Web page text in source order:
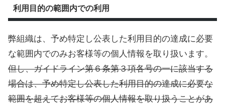
利用目的の範囲内での利用
弊組織は、予め特定し公表した利用目的の達成に必要
な範囲内でのみお客様等の個人情報を取り扱います。
但し、ガイドライン第６条第３項各号の一に該当する
場合は、予め特定し公表した利用目的の達成に必要な
範囲を超えてお客様等の個人情報を取り扱うことがあ